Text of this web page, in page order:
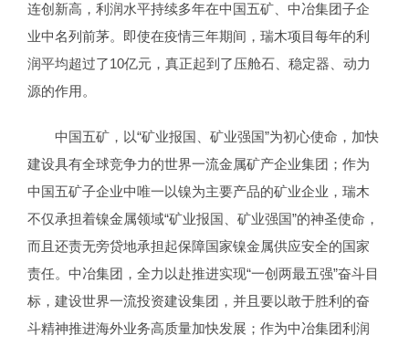
连创新高，利润水平持续多年在中国五矿、中冶集团子企
业中名列前茅。即使在疫情三年期间，瑞木项目每年的利
润平均超过了10亿元，真正起到了压舱石、稳定器、动力
源的作用。
中国五矿，以“矿业报国、矿业强国”为初心使命，加快
建设具有全球竞争力的世界一流金属矿产企业集团；作为
中国五矿子企业中唯一以镍为主要产品的矿业企业，瑞木
不仅承担着镍金属领域“矿业报国、矿业强国”的神圣使命，
而且还责无旁贷地承担起保障国家镍金属供应安全的国家
责任。中冶集团，全力以赴推进实现“一创两最五强”奋斗目
标，建设世界一流投资建设集团，并且要以敢于胜利的奋
斗精神推进海外业务高质量加快发展；作为中冶集团利润